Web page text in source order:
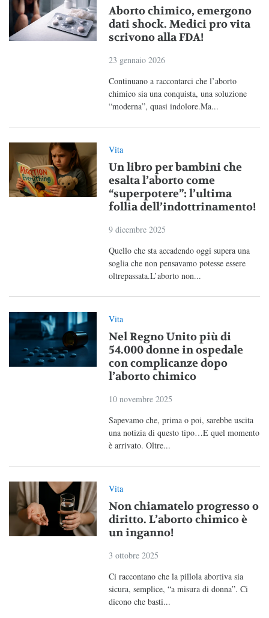
Aborto chimico, emergono
dati shock. Medici pro vita
scrivono alla FDA!
23 gennaio 2026
Continuano a raccontarci che l’aborto
chimico sia una conquista, una soluzione
“moderna”, quasi indolore.Ma...
Vita
Un libro per bambini che
esalta l’aborto come
“superpotere”: l’ultima
follia dell’indottrinamento!
9 dicembre 2025
Quello che sta accadendo oggi supera una
soglia che non pensavamo potesse essere
oltrepassata.L’aborto non...
Vita
Nel Regno Unito più di
54.000 donne in ospedale
con complicanze dopo
l’aborto chimico
10 novembre 2025
Sapevamo che, prima o poi, sarebbe uscita
una notizia di questo tipo…E quel momento
è arrivato. Oltre...
Vita
Non chiamatelo progresso o
diritto. L’aborto chimico è
un inganno!
3 ottobre 2025
Ci raccontano che la pillola abortiva sia
sicura, semplice, “a misura di donna”. Ci
dicono che basti...